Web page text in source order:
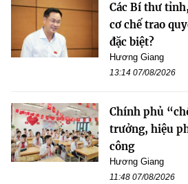
Các Bí thư
cơ chế trao
đặc biệt?
Hương Giang
13:14 07/08/2026
Chính phủ
trưởng, hiệu
công
Hương Giang
11:48 07/08/2026